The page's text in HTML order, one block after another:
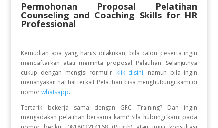
Permohonan Proposal Pelatihan
Counseling and Coaching Skills for HR
Professional
Kemudian apa yang harus dilakukan, bila calon peserta ingin
mendaftarkan atau meminta proposal Pelatihan. Selanjutnya
cukup dengan mengisi formulir klik disini. namun bila ingin
menanyakan hal hal terkait Pelatihan bisa menghubungi kami di
nomor whatsapp.
Tertarik bekerja sama dengan GRC Training? Dan ingin
mengadakan pelatihan bersama kami? Sila hubungi kami pada